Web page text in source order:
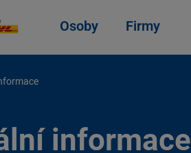
Osoby Firmy
informace